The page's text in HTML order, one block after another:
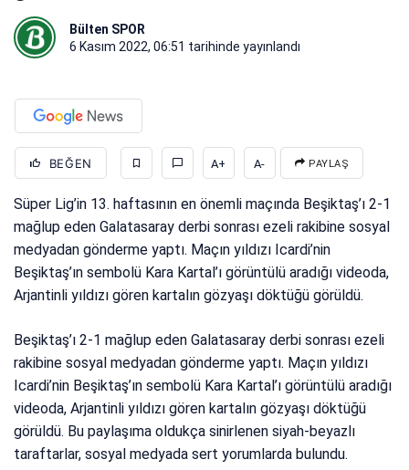
Bülten SPOR
6 Kasım 2022, 06:51 tarihinde yayınlandı
BEĞEN A+ A- PAYLAŞ
Süper Lig’in 13. haftasının en önemli maçında Beşiktaş’ı 2-1
mağlup eden Galatasaray derbi sonrası ezeli rakibine sosyal
medyadan gönderme yaptı. Maçın yıldızı Icardi’nin
Beşiktaş’ın sembolü Kara Kartal’ı görüntülü aradığı videoda,
Arjantinli yıldızı gören kartalın gözyaşı döktüğü görüldü.
Beşiktaş’ı 2-1 mağlup eden Galatasaray derbi sonrası ezeli
rakibine sosyal medyadan gönderme yaptı. Maçın yıldızı
Icardi’nin Beşiktaş’ın sembolü Kara Kartal’ı görüntülü aradığı
videoda, Arjantinli yıldızı gören kartalın gözyaşı döktüğü
görüldü. Bu paylaşıma oldukça sinirlenen siyah-beyazlı
taraftarlar, sosyal medyada sert yorumlarda bulundu.